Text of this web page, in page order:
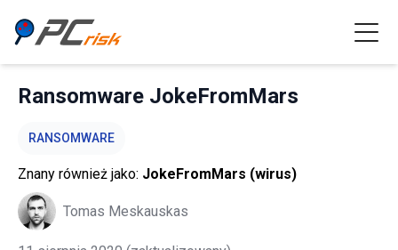
Ransomware JokeFromMars
RANSOMWARE
Znany również jako: JokeFromMars (wirus)
Tomas Meskauskas